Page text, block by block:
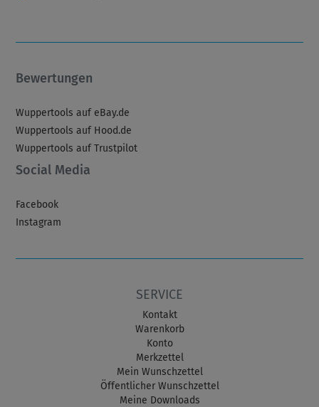
Bewertungen
Wuppertools auf eBay.de
Wuppertools auf Hood.de
Wuppertools auf Trustpilot
Social Media
Facebook
Instagram
SERVICE
Kontakt
Warenkorb
Konto
Merkzettel
Mein Wunschzettel
Öffentlicher Wunschzettel
Meine Downloads